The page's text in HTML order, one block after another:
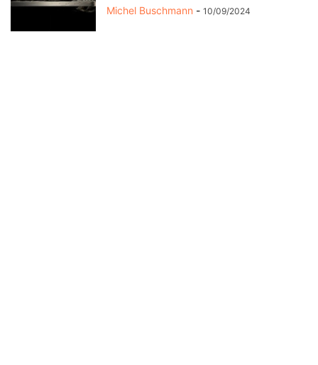
Michel Buschmann - 10/09/2024